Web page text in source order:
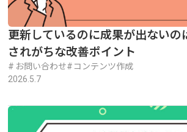
更新しているのに成果が出ないの
されがちな改善ポイント
お問い合わせ
コンテンツ作成
2026.5.7